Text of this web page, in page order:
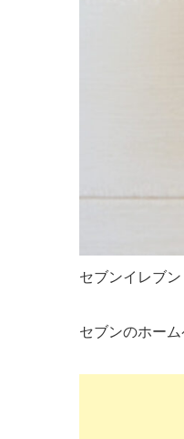
セブンイレブン
セブンのホー